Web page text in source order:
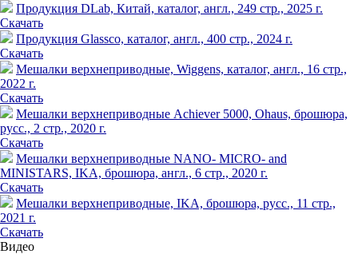
Продукция DLab, Китай, каталог, англ., 249 стр., 2025 г.
Скачать
Продукция Glassco, каталог, англ., 400 стр., 2024 г.
Скачать
Мешалки верхнеприводные, Wiggens, каталог, англ., 16 стр.,
2022 г.
Скачать
Мешалки верхнеприводные Achiever 5000, Ohaus, брошюра,
русс., 2 стр., 2020 г.
Скачать
Мешалки верхнеприводные NANO- MICRO- and
MINISTARS, IKA, брошюра, англ., 6 стр., 2020 г.
Скачать
Мешалки верхнеприводные, IKA, брошюра, русс., 11 стр.,
2021 г.
Скачать
Видео